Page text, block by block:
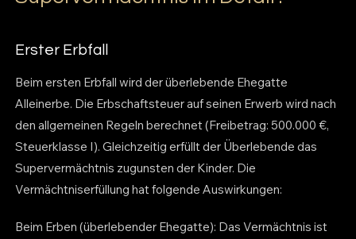
Erster Erbfall
Beim ersten Erbfall wird der überlebende Ehegatte
Alleinerbe. Die Erbschaftsteuer auf seinen Erwerb wird nach
den allgemeinen Regeln berechnet (Freibetrag: 500.000 €,
Steuerklasse I). Gleichzeitig erfüllt der Überlebende das
Supervermächtnis zugunsten der Kinder. Die
Vermächtniserfüllung hat folgende Auswirkungen:
Beim Erben (überlebender Ehegatte): Das Vermächtnis ist